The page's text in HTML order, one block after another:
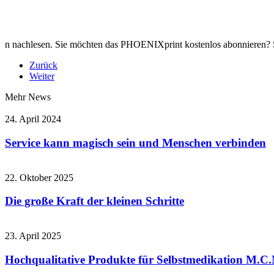
n nachlesen. Sie möchten das PHOENIXprint kostenlos
Zurück
Weiter
Mehr News
24. April 2024
Service kann magisch sein und Menschen verbinden
22. Oktober 2025
Die große Kraft der kleinen Schritte
23. April 2025
Hochqualitative Produkte für Selbstmedikation